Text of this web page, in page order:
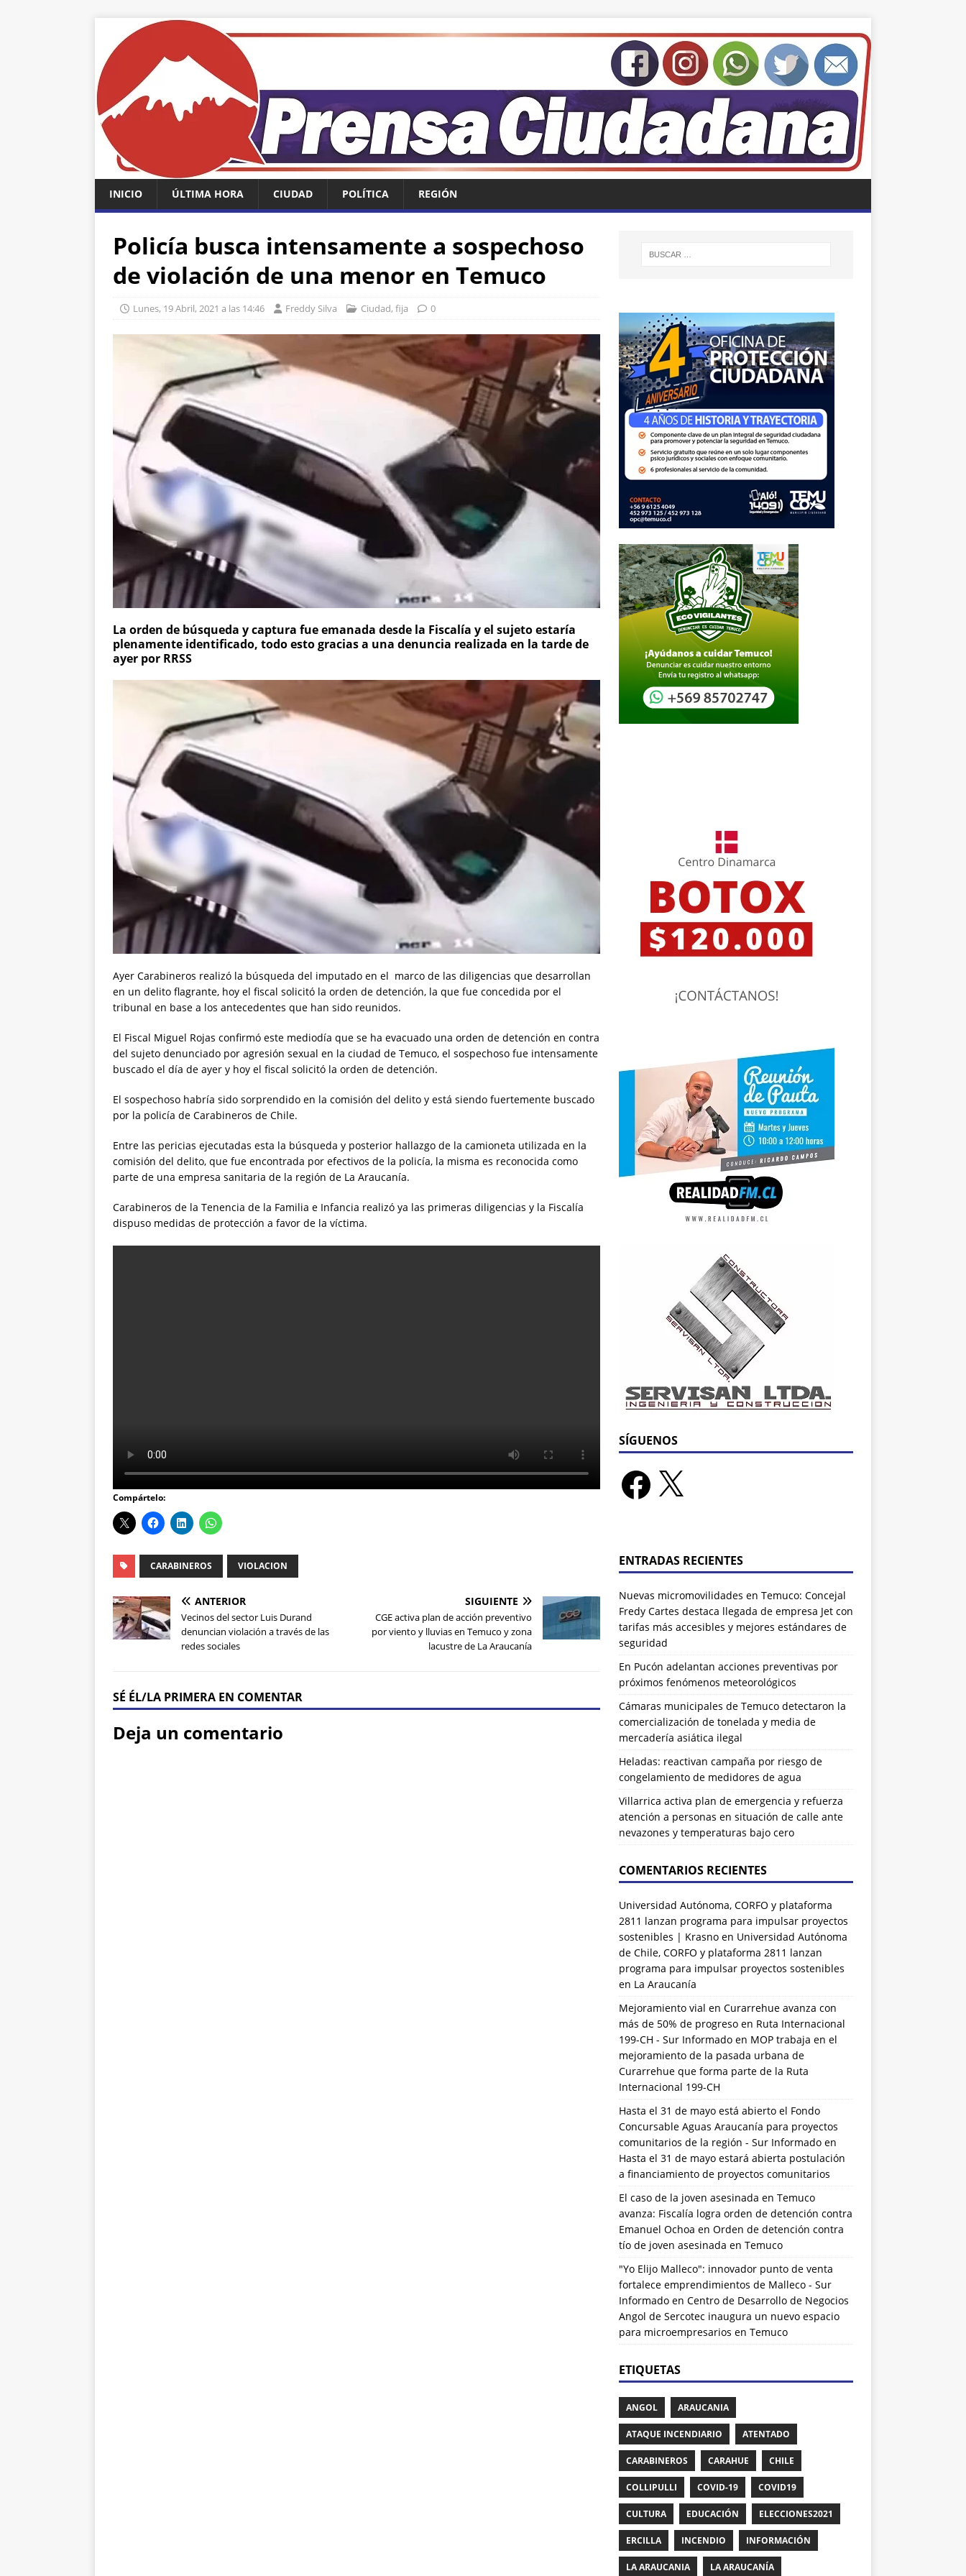
INICIO ÚLTIMA HORA CIUDAD POLÍTICA REGIÓN
Policía busca intensamente a sospechoso
de violación de una menor en Temuco
Lunes, 19 Abril, 2021 a las 14:46 Freddy Silva Ciudad, fija 0
La orden de búsqueda y captura fue emanada desde la Fiscalía y el sujeto estaría
plenamente identificado, todo esto gracias a una denuncia realizada en la tarde de
ayer por RRSS
Ayer Carabineros realizó la búsqueda del imputado en el marco de las diligencias que desarrollan
en un delito flagrante, hoy el fiscal solicitó la orden de detención, la que fue concedida por el
tribunal en base a los antecedentes que han sido reunidos.
El Fiscal Miguel Rojas confirmó este mediodía que se ha evacuado una orden de detención en contra
del sujeto denunciado por agresión sexual en la ciudad de Temuco, el sospechoso fue intensamente
buscado el día de ayer y hoy el fiscal solicitó la orden de detención.
El sospechoso habría sido sorprendido en la comisión del delito y está siendo fuertemente buscado
por la policía de Carabineros de Chile.
Entre las pericias ejecutadas esta la búsqueda y posterior hallazgo de la camioneta utilizada en la
comisión del delito, que fue encontrada por efectivos de la policía, la misma es reconocida como
parte de una empresa sanitaria de la región de La Araucanía.
Carabineros de la Tenencia de la Familia e Infancia realizó ya las primeras diligencias y la Fiscalía
dispuso medidas de protección a favor de la víctima.
Compártelo:
CARABINEROS VIOLACION
ANTERIOR
Vecinos del sector Luis Durand
denuncian violación a través de las
redes sociales
SIGUIENTE
CGE activa plan de acción preventivo
por viento y lluvias en Temuco y zona
lacustre de La Araucanía
SÉ ÉL/LA PRIMERA EN COMENTAR
Deja un comentario
SÍGUENOS
ENTRADAS RECIENTES
Nuevas micromovilidades en Temuco: Concejal
Fredy Cartes destaca llegada de empresa Jet con
tarifas más accesibles y mejores estándares de
seguridad
En Pucón adelantan acciones preventivas por
próximos fenómenos meteorológicos
Cámaras municipales de Temuco detectaron la
comercialización de tonelada y media de
mercadería asiática ilegal
Heladas: reactivan campaña por riesgo de
congelamiento de medidores de agua
Villarrica activa plan de emergencia y refuerza
atención a personas en situación de calle ante
nevazones y temperaturas bajo cero
COMENTARIOS RECIENTES
Universidad Autónoma, CORFO y plataforma
2811 lanzan programa para impulsar proyectos
sostenibles | Krasnoen Universidad Autónoma
de Chile, CORFO y plataforma 2811 lanzan
programa para impulsar proyectos sostenibles
en La Araucanía
Mejoramiento vial en Curarrehue avanza con
más de 50% de progreso en Ruta Internacional
199-CH - Sur Informadoen MOP trabaja en el
mejoramiento de la pasada urbana de
Curarrehue que forma parte de la Ruta
Internacional 199-CH
Hasta el 31 de mayo está abierto el Fondo
Concursable Aguas Araucanía para proyectos
comunitarios de la región - Sur Informadoen
Hasta el 31 de mayo estará abierta postulación
a financiamiento de proyectos comunitarios
El caso de la joven asesinada en Temuco
avanza: Fiscalía logra orden de detención contra
Emanuel Ochoa en Orden de detención contra
tío de joven asesinada en Temuco
"Yo Elijo Malleco": innovador punto de venta
fortalece emprendimientos de Malleco - Sur
Informadoen Centro de Desarrollo de Negocios
Angol de Sercotec inaugura un nuevo espacio
para microempresarios en Temuco
ETIQUETAS
ANGOL ARAUCANIA
ATAQUE INCENDIARIO ATENTADO
CARABINEROS CARAHUE CHILE
COLLIPULLI COVID-19 COVID19
CULTURA EDUCACIÓN ELECCIONES2021
ERCILLA INCENDIO INFORMACIÓN
LA ARAUCANIA LA ARAUCANÍA